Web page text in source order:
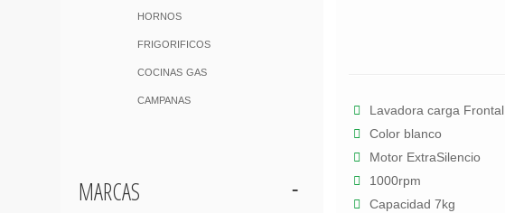
hornos
frigorificos
cocinas gas
campanas
marcas
Lavadora carga Frontal
Color blanco
Motor ExtraSilencio
1000rpm
Capacidad 7kg